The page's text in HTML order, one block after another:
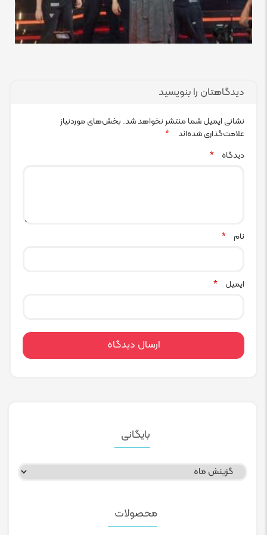
دیدگاهتان را بنویسید
نشانی ایمیل شما منتشر نخواهد شد. بخش‌های موردنیاز
علامت‌گذاری شده‌اند
*
دیدگاه
*
نام *
ایمیل *
بایگانی
بایگانی
محصولات